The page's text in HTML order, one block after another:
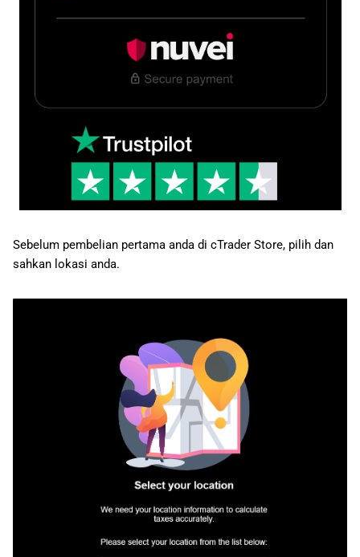
Sebelum pembelian pertama anda di cTrader Store, pilih dan
sahkan lokasi anda.